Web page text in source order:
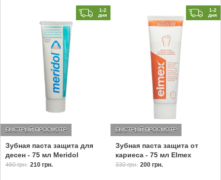
1-2
дня
Зубная паста защита для
десен - 75 мл Meridol
БЫСТРЫЙ ПРОСМОТР
460 грн. 210 грн.
1-2
дня
Зубная паста защита от
кариеса - 75 мл Elmex
БЫСТРЫЙ ПРОСМОТР
330 грн. 200 грн.